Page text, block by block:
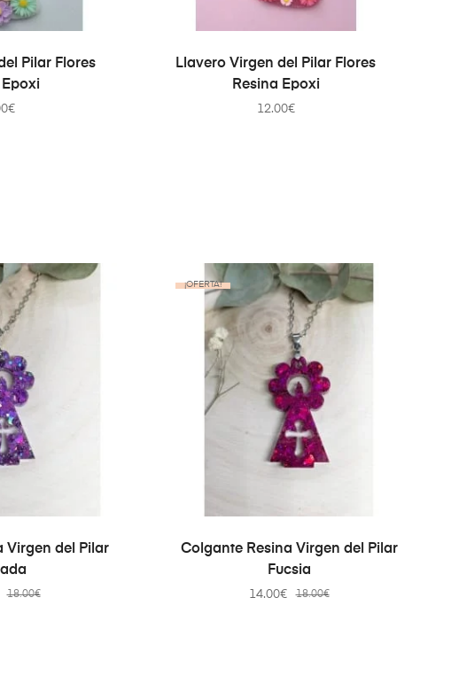
CARRITO
Pilar Flores
Epoxi
€
AÑADIR AL CARRITO
Llavero Virgen del Pilar Flores
Resina Epoxi
12.00€
CARRITO
Virgen del Pilar
18.00€
¡OFERTA!
AÑADIR AL CARRITO
Colgante Resina Virgen del Pilar
Fucsia
18.00€
14.00€